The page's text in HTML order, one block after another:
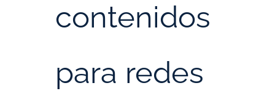
contenidos
para redes